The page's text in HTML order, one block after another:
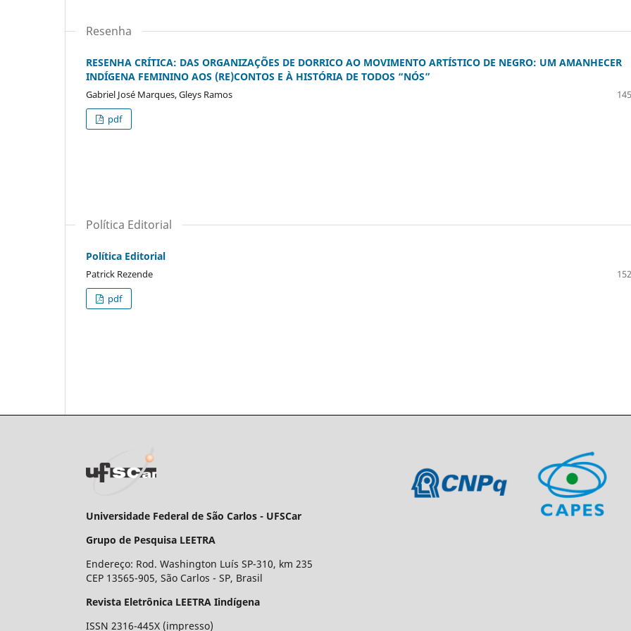
Resenha
RESENHA CRÍTICA: DAS ORGANIZAÇÕES DE DORRICO AO MOVIMENTO ARTÍSTICO DE NEGRO: UM AMANHECER
INDÍGENA FEMININO AOS (RE)CONTOS E À HISTÓRIA DE TODOS “NÓS”
Gabriel José Marques, Gleys Ramos
pdf
Política Editorial
Política Editorial
Patrick Rezende
pdf
Universidade Federal de São Carlos - UFSCar
Grupo de Pesquisa LEETRA
Endereço: Rod. Washington Luís SP-310, km 235
CEP 13565-905, São Carlos - SP, Brasil
Revista Eletrônica LEETRA Iindígena
ISSN 2316-445X (impresso)